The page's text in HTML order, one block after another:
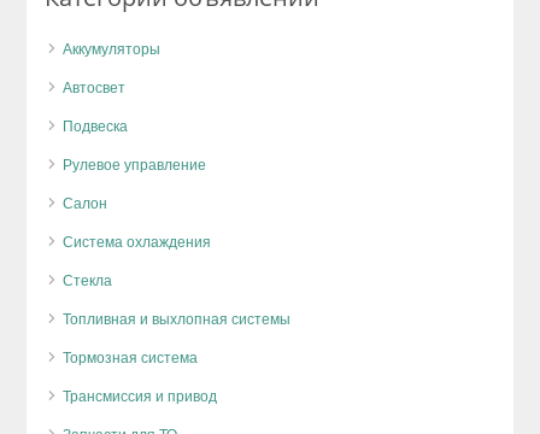
Аккумуляторы
Автосвет
Подвеска
Рулевое управление
Салон
Система охлаждения
Стекла
Топливная и выхлопная системы
Тормозная система
Трансмиссия и привод